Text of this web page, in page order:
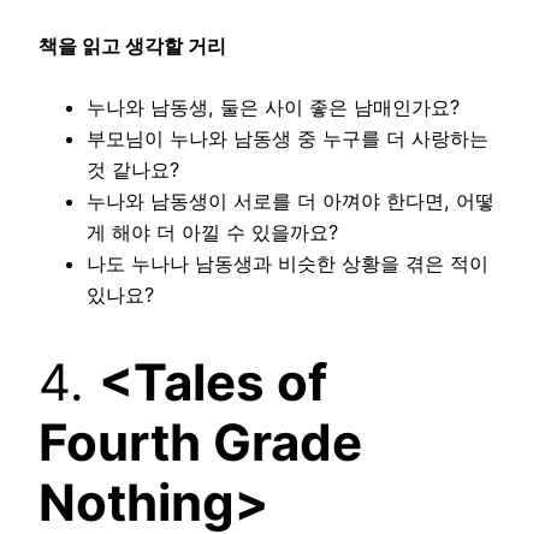
책을 읽고 생각할 거리
누나와 남동생, 둘은 사이 좋은 남매인가요?
부모님이 누나와 남동생 중 누구를 더 사랑하는
것 같나요?
누나와 남동생이 서로를 더 아껴야 한다면, 어떻
게 해야 더 아낄 수 있을까요?
나도 누나나 남동생과 비슷한 상황을 겪은 적이
있나요?
4. <Tales of
Fourth Grade
Nothing>